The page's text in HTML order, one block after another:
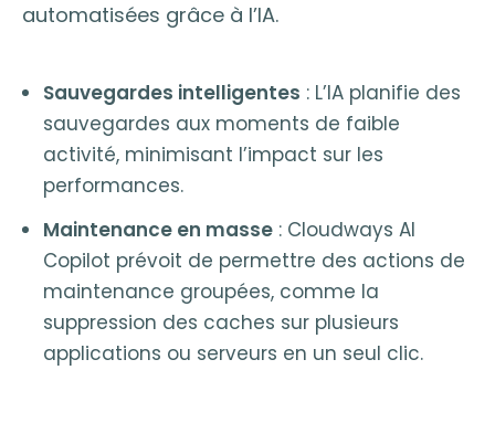
automatisées grâce à l’IA.
Sauvegardes intelligentes : L’IA planifie des
sauvegardes aux moments de faible
activité, minimisant l’impact sur les
performances.
Maintenance en masse : Cloudways AI
Copilot prévoit de permettre des actions de
maintenance groupées, comme la
suppression des caches sur plusieurs
applications ou serveurs en un seul clic.